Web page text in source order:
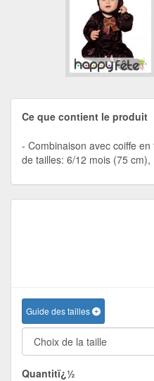
Ce que contient le produit
Combinaison avec coiffe
de tailles: 6/12 mois (75
Guide des tailles
Quantitï¿½